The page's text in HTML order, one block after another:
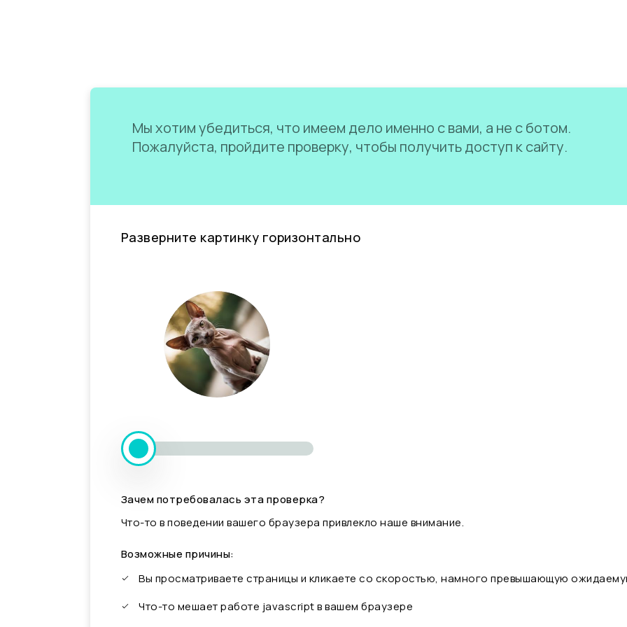
Мы хотим убедиться, что имеем дело именно с вами, а не с ботом.
Пожалуйста, пройдите проверку, чтобы получить доступ к сайту.
Разверните картинку горизонтально
Зачем потребовалась эта проверка?
Что-то в поведении вашего браузера привлекло наше внимание.
Возможные причины:
Вы просматриваете страницы и кликаете со скоростью, намного превышающую
Что-то мешает работе javascript в вашем браузере